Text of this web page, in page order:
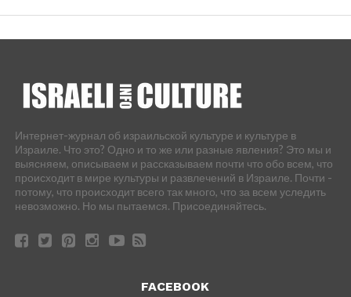
Интернет-журнал об израильской культуре и культуре в
Израиле. Что это? Одно и то же или разные явления? Это мы и
выясняем, описываем и рассказываем почти что обо всем, что
происходит в мире культуры и развлечений в Израиле. Почти -
потому, что происходит всего так много, что за всем уследить
невозможно. Но мы пытаемся. Присоединяйтесь.
FACEBOOK